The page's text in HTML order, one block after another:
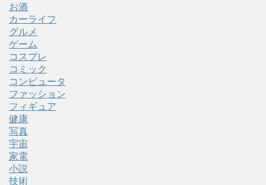
お酒
カーライフ
グルメ
ゲーム
コスプレ
コミック
コンピュータ
ファッション
フィギュア
健康
写真
宇宙
家電
小説
技術